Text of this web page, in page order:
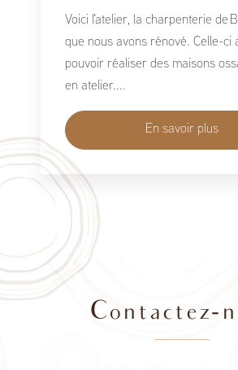
Voici l'atelier, la charpenterie de
que nous avons rénové. Celle-ci
pouvoir réaliser des maisons
en atelier....
En savoir plus
Contactez-